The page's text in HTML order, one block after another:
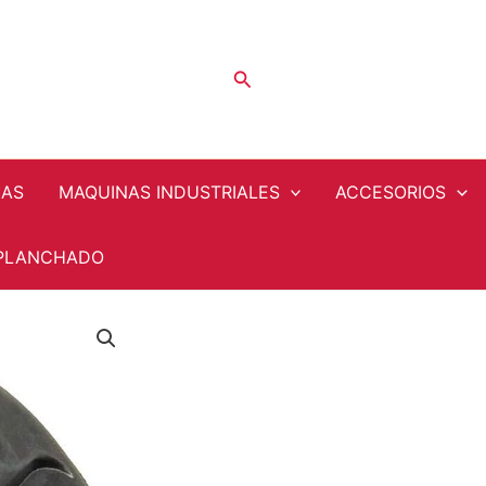
Buscar
MAQUINAS INDUSTRIALES ACCESORIOS